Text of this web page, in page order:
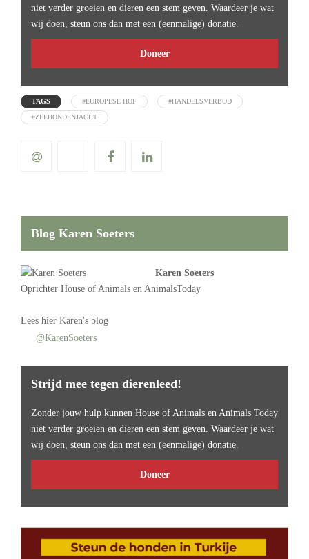
niet verder groeien en dieren een stem geven. Waardeer je wat
wij doen, steun ons dan met een (eenmalige) donatie.
Doneer
TAGS #EUROPESE HOF #HANDELSVERBOD
#ZEEHONDENJACHT
Blog Karen Soeters
Karen Soeters
Oprichter House of Animals en AnimalsToday
Lees hier Karen's blog
@KarenSoeters
Strijd mee tegen dierenleed!
Zonder jouw hulp kunnen House of Animals en Animals Today
niet verder groeien en dieren een stem geven. Waardeer je wat
wij doen, steun ons dan met een (eenmalige) donatie.
Doneer